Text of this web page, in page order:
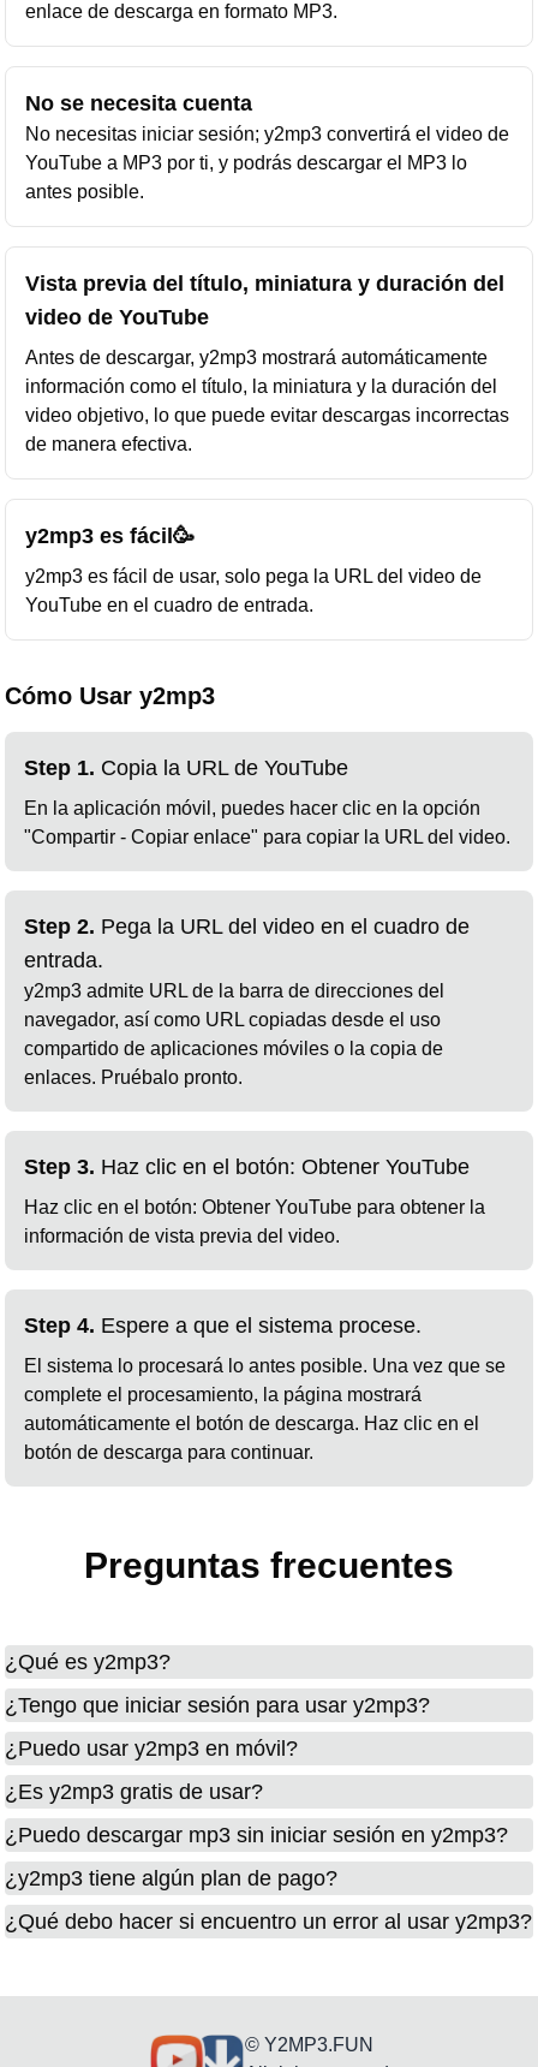
enlace de descarga en formato MP3.
No se necesita cuenta
No necesitas iniciar sesión; y2mp3 convertirá el video de
YouTube a MP3 por ti, y podrás descargar el MP3 lo
antes posible.
Vista previa del título, miniatura y duración del
video de YouTube
Antes de descargar, y2mp3 mostrará automáticamente
información como el título, la miniatura y la duración del
video objetivo, lo que puede evitar descargas incorrectas
de manera efectiva.
y2mp3 es fácil🥳
y2mp3 es fácil de usar, solo pega la URL del video de
YouTube en el cuadro de entrada.
Cómo Usar y2mp3
Step 1. Copia la URL de YouTube
En la aplicación móvil, puedes hacer clic en la opción
"Compartir - Copiar enlace" para copiar la URL del video.
Step 2. Pega la URL del video en el cuadro de
entrada.
y2mp3 admite URL de la barra de direcciones del
navegador, así como URL copiadas desde el uso
compartido de aplicaciones móviles o la copia de
enlaces. Pruébalo pronto.
Step 3. Haz clic en el botón: Obtener YouTube
Haz clic en el botón: Obtener YouTube para obtener la
información de vista previa del video.
Step 4. Espere a que el sistema procese.
El sistema lo procesará lo antes posible. Una vez que se
complete el procesamiento, la página mostrará
automáticamente el botón de descarga. Haz clic en el
botón de descarga para continuar.
Preguntas frecuentes
¿Qué es y2mp3?
¿Tengo que iniciar sesión para usar y2mp3?
¿Puedo usar y2mp3 en móvil?
¿Es y2mp3 gratis de usar?
¿Puedo descargar mp3 sin iniciar sesión en y2mp3?
¿y2mp3 tiene algún plan de pago?
¿Qué debo hacer si encuentro un error al usar y2mp3?
© Y2MP3.FUN